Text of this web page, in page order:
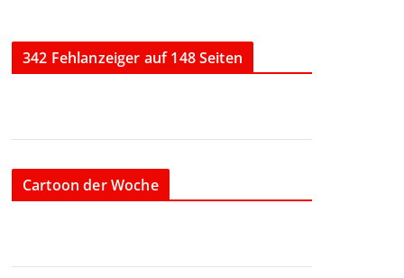
342 Fehlanzeiger auf 148 Seiten
Cartoon der Woche